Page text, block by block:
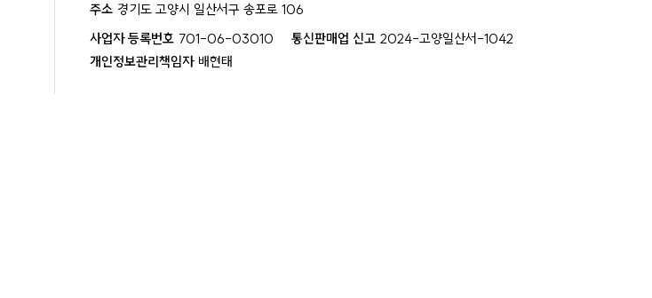
주소 경기도 고양시 일산서구 송포로 106
사업자 등록번호 701-06-03010 통신판매업 신고 2024-고양일산서-1042
개인정보관리책임자 배현태